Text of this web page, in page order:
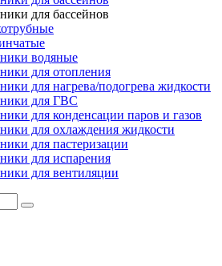
для бассейнов
водяные
для отопления
для нагрева/подогрева жидкости
для ГВС
для конденсации паров и газов
для охлаждения жидкости
для пастеризации
для испарения
для вентиляции